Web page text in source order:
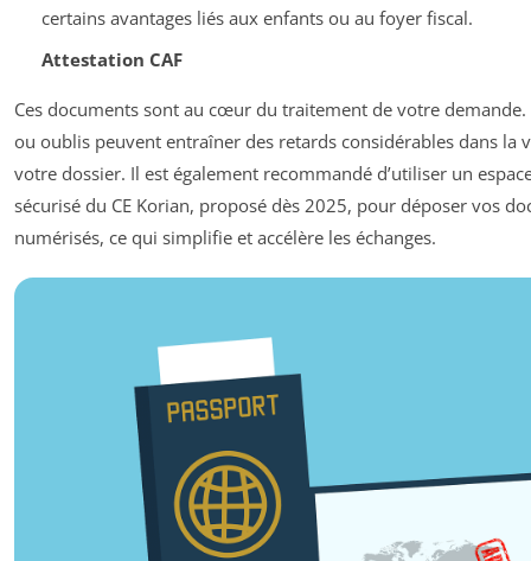
certains avantages liés aux enfants ou au foyer fiscal.
Attestation CAF
Ces documents sont au cœur du traitement de votre demande.
ou oublis peuvent entraîner des retards considérables dans la
votre dossier. Il est également recommandé d’utiliser un
sécurisé du CE Korian, proposé dès 2025, pour déposer vos
numérisés, ce qui simplifie et accélère les échanges.